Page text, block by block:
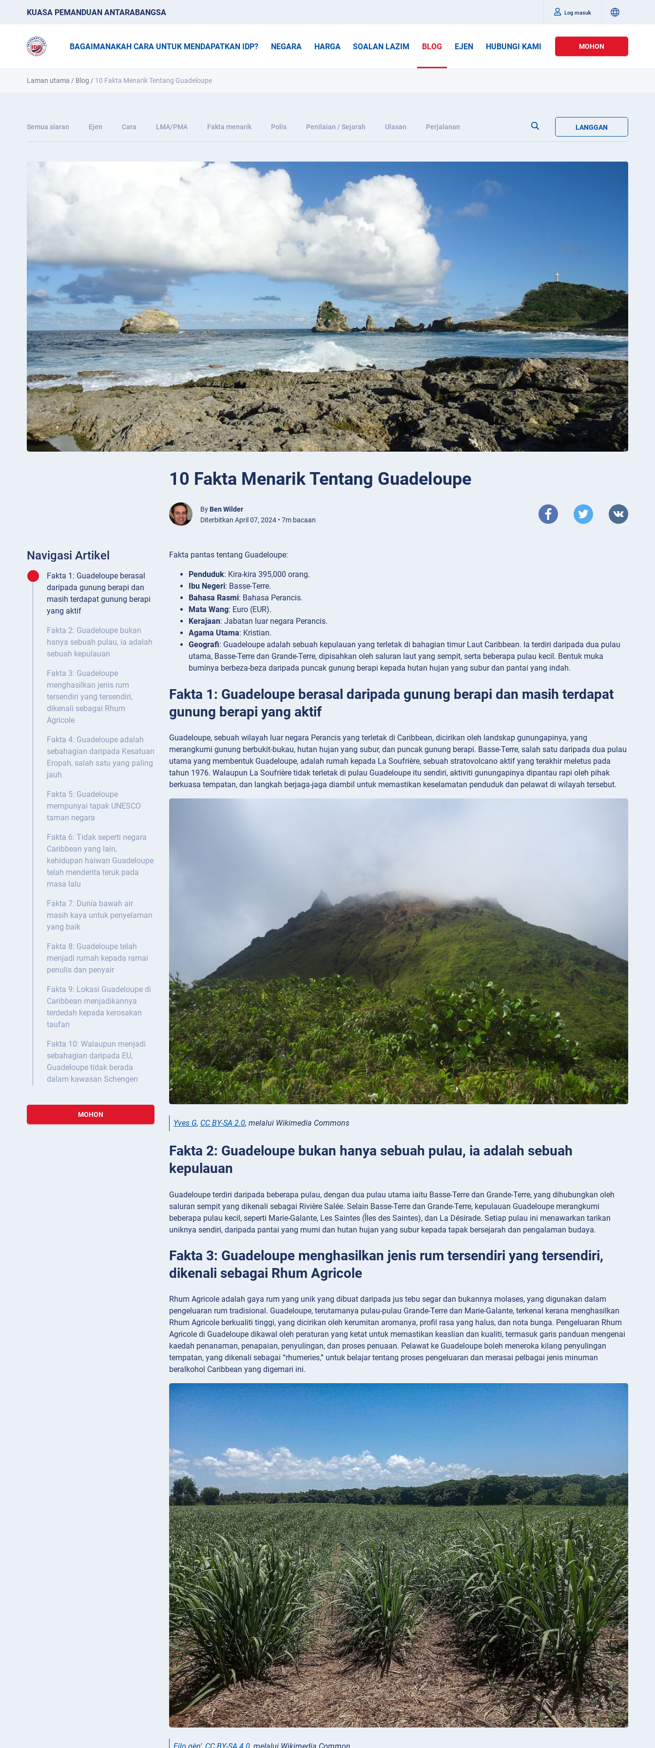
KUASA PEMANDUAN ANTARABANGSA Log masuk
BAGAIMANAKAH CARA UNTUK MENDAPATKAN IDP? NEGARA HARGA SOALAN LAZIM BLOG EJEN HUBUNGI KAMI MOHON
Laman utama / Blog / 10 Fakta Menarik Tentang Guadeloupe
Semua siaran Ejen Cara LMA/PMA Fakta menarik Polis Penilaian / Sejarah Ulasan Perjalanan LANGGAN
10 Fakta Menarik Tentang Guadeloupe
By Ben Wilder
Diterbitkan April 07, 2024 • 7m bacaan
Navigasi Artikel
Fakta 1: Guadeloupe berasal
daripada gunung berapi dan
masih terdapat gunung berapi
yang aktif
Fakta 2: Guadeloupe bukan
hanya sebuah pulau, ia adalah
sebuah kepulauan
Fakta 3: Guadeloupe
menghasilkan jenis rum
tersendiri yang tersendiri,
dikenali sebagai Rhum
Agricole
Fakta 4: Guadeloupe adalah
sebahagian daripada Kesatuan
Eropah, salah satu yang paling
jauh
Fakta 5: Guadeloupe
mempunyai tapak UNESCO
taman negara
Fakta 6: Tidak seperti negara
Caribbean yang lain,
kehidupan haiwan Guadeloupe
telah menderita teruk pada
masa lalu
Fakta 7: Dunia bawah air
masih kaya untuk penyelaman
yang baik
Fakta 8: Guadeloupe telah
menjadi rumah kepada ramai
penulis dan penyair
Fakta 9: Lokasi Guadeloupe di
Caribbean menjadikannya
terdedah kepada kerosakan
taufan
Fakta 10: Walaupun menjadi
sebahagian daripada EU,
Guadeloupe tidak berada
dalam kawasan Schengen
MOHON
Fakta pantas tentang Guadeloupe:
Penduduk: Kira-kira 395,000 orang.
Ibu Negeri: Basse-Terre.
Bahasa Rasmi: Bahasa Perancis.
Mata Wang: Euro (EUR).
Kerajaan: Jabatan luar negara Perancis.
Agama Utama: Kristian.
Geografi: Guadeloupe adalah sebuah kepulauan yang terletak di bahagian timur Laut Caribbean. Ia terdiri daripada dua pulau
utama, Basse-Terre dan Grande-Terre, dipisahkan oleh saluran laut yang sempit, serta beberapa pulau kecil. Bentuk muka
buminya berbeza-beza daripada puncak gunung berapi kepada hutan hujan yang subur dan pantai yang indah.
Fakta 1: Guadeloupe berasal daripada gunung berapi dan masih terdapat
gunung berapi yang aktif
Guadeloupe, sebuah wilayah luar negara Perancis yang terletak di Caribbean, dicirikan oleh landskap gunungapinya, yang
merangkumi gunung berbukit-bukau, hutan hujan yang subur, dan puncak gunung berapi. Basse-Terre, salah satu daripada dua pulau
utama yang membentuk Guadeloupe, adalah rumah kepada La Soufrière, sebuah stratovolcano aktif yang terakhir meletus pada
tahun 1976. Walaupun La Soufrière tidak terletak di pulau Guadeloupe itu sendiri, aktiviti gunungapinya dipantau rapi oleh pihak
berkuasa tempatan, dan langkah berjaga-jaga diambil untuk memastikan keselamatan penduduk dan pelawat di wilayah tersebut.
Yves G, CC BY-SA 2.0, melalui Wikimedia Commons
Fakta 2: Guadeloupe bukan hanya sebuah pulau, ia adalah sebuah
kepulauan
Guadeloupe terdiri daripada beberapa pulau, dengan dua pulau utama iaitu Basse-Terre dan Grande-Terre, yang dihubungkan oleh
saluran sempit yang dikenali sebagai Rivière Salée. Selain Basse-Terre dan Grande-Terre, kepulauan Guadeloupe merangkumi
beberapa pulau kecil, seperti Marie-Galante, Les Saintes (Îles des Saintes), dan La Désirade. Setiap pulau ini menawarkan tarikan
uniknya sendiri, daripada pantai yang murni dan hutan hujan yang subur kepada tapak bersejarah dan pengalaman budaya.
Fakta 3: Guadeloupe menghasilkan jenis rum tersendiri yang tersendiri,
dikenali sebagai Rhum Agricole
Rhum Agricole adalah gaya rum yang unik yang dibuat daripada jus tebu segar dan bukannya molases, yang digunakan dalam
pengeluaran rum tradisional. Guadeloupe, terutamanya pulau-pulau Grande-Terre dan Marie-Galante, terkenal kerana menghasilkan
Rhum Agricole berkualiti tinggi, yang dicirikan oleh kerumitan aromanya, profil rasa yang halus, dan nota bunga. Pengeluaran Rhum
Agricole di Guadeloupe dikawal oleh peraturan yang ketat untuk memastikan keaslian dan kualiti, termasuk garis panduan mengenai
kaedah penanaman, penapaian, penyulingan, dan proses penuaan. Pelawat ke Guadeloupe boleh meneroka kilang penyulingan
tempatan, yang dikenali sebagai “rhumeries,” untuk belajar tentang proses pengeluaran dan merasai pelbagai jenis minuman
beralkohol Caribbean yang digemari ini.
Filo gèn’, CC BY-SA 4.0 , melalui Wikimedia Common